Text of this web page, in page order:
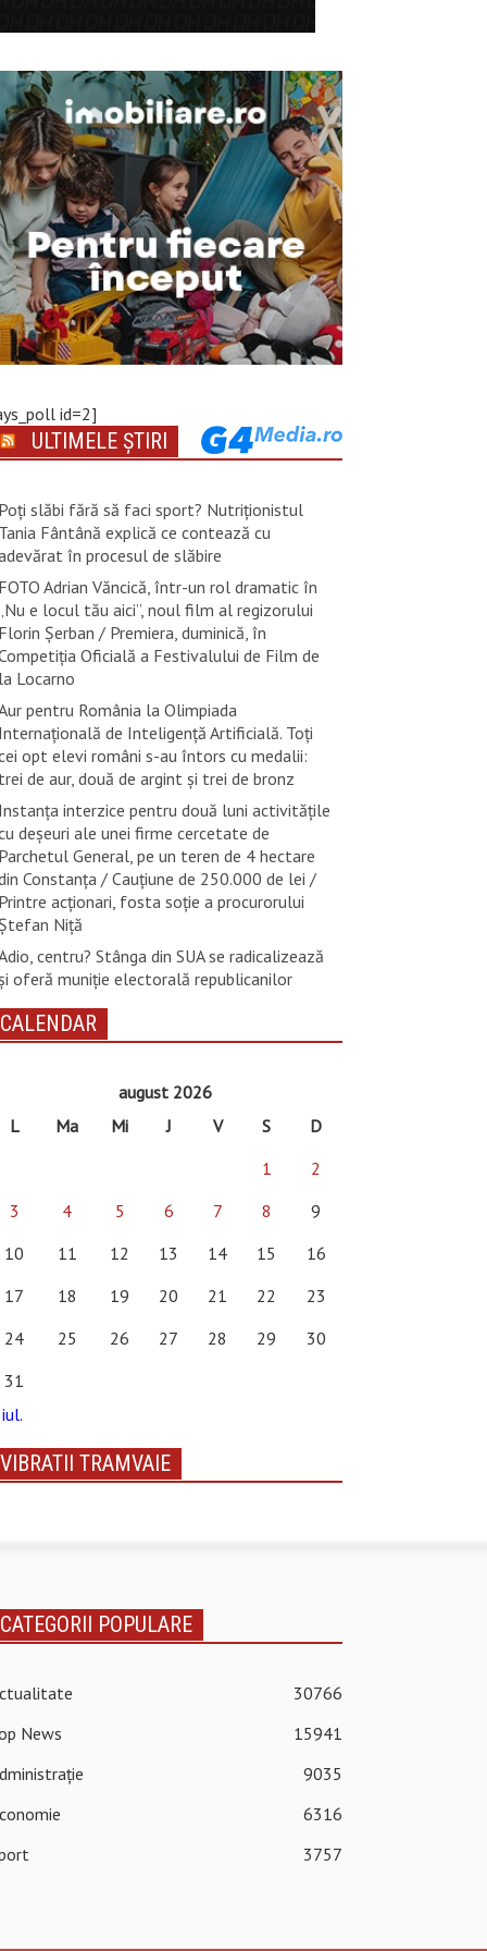
id=2]
ULTIMELE ȘTIRI
slăbi fără să faci sport? Nutriționistul
Fântână explică ce contează cu
în procesul de slăbire
Adrian Văncică, într-un rol dramatic în
e locul tău aici”, noul film al regizorului
Șerban / Premiera, duminică, în
Oficială a Festivalului de Film de
Locarno
pentru România la Olimpiada
de Inteligență Artificială. Toți
opt elevi români s-au întors cu medalii:
de aur, două de argint și trei de bronz
interzice pentru două luni activitățile
deșeuri ale unei firme cercetate de
General, pe un teren de 4 hectare
Constanța / Cauțiune de 250.000 de lei /
acționari, fosta soție a procurorului
Niță
centru? Stânga din SUA se radicalizează
oferă muniție electorală republicanilor
CALENDAR
august 2026
L
Ma Mi J V S
D
1
2
3
4 5 6 7 8
9
10
11 12 13 14 15
16
17
18 19 20 21 22
23
24
25 26 27 28 29
30
31
VIBRATII TRAMVAIE
CATEGORII POPULARE
30766
News
15941
9035
6316
3757